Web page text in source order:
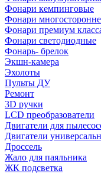
Фонари кемпинговые
Фонари
Фонари премиум
Фонари светодиодные
Фонарь- брелок
Экшн-камера
Эхолоты
Пульты ДУ
Ремонт
3D ручки
LCD преобразователи
Двигатели для
Двигатели
Дроссель
Жало для паяльника
ЖК подсветка